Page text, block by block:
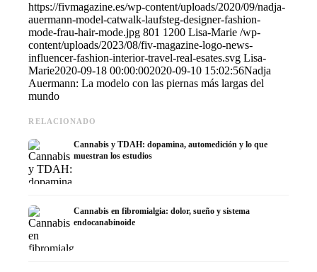
https://fivmagazine.es/wp-content/uploads/2020/09/nadja-
auermann-model-catwalk-laufsteg-designer-fashion-
mode-frau-hair-mode.jpg 801 1200 Lisa-Marie /wp-
content/uploads/2023/08/fiv-magazine-logo-news-
influencer-fashion-interior-travel-real-esates.svg Lisa-
Marie2020-09-18 00:00:002020-09-10 15:02:56Nadja
Auermann: La modelo con las piernas más largas del
mundo
RELACIONADO
Cannabis y TDAH: dopamina, automedición y lo que
muestran los estudios
Cannabis en fibromialgia: dolor, sueño y sistema
endocanabinoide